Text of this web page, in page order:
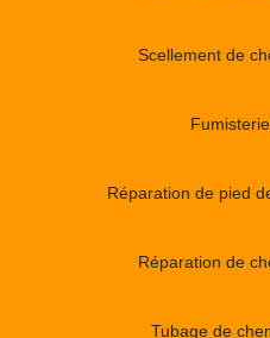
Scellement de
Réparation de pied
Réparation de
Tubage de